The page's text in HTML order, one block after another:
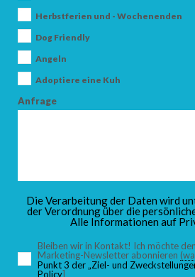
Herbstferien und - Wochenenden
Dog Friendly
Angeln
Adoptiere eine Kuh
Anfrage
Die Verarbeitung der Daten wird
der Verordnung über die
Alle Informationen auf
Bleiben wir in Kontakt! Ich möchte
Marketing-Newsletter abonnieren
Punkt 3 der „Ziel- und
Policy]